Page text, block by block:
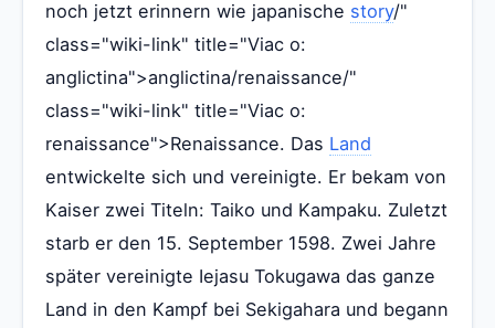
noch jetzt erinnern wie japanische story/"
class="wiki-link" title="Viac o:
anglictina">anglictina/renaissance/"
class="wiki-link" title="Viac o:
renaissance">Renaissance. Das Land
entwickelte sich und vereinigte. Er bekam von
Kaiser zwei Titeln: Taiko und Kampaku. Zuletzt
starb er den 15. September 1598. Zwei Jahre
später vereinigte Iejasu Tokugawa das ganze
Land in den Kampf bei Sekigahara und begann